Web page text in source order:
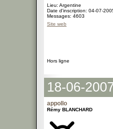
Lieu: Argentine
Date d'inscription: 04-07-
Messages: 4603
Site web
Hors ligne
18-06-
appollo
Rémy BLANCHARD